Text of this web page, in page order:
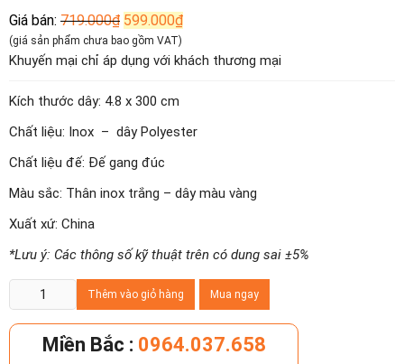
Giá bán: 719.000₫ Giá
gốc
là:
719.000₫.
599.000₫Giá
hiện
là:
(giá sản phẩm chưa bao gồm VAT)
Khuyến mại chỉ áp dụng với khách thương mại
Kích thước dây: 4.8 x 300 cm
Chất liệu: Inox – dây Polyester
Chất liệu đế: Đế gang đúc
Màu sắc: Thân inox trắng – dây màu vàng
Xuất xứ: China
*Lưu ý: Các thông số kỹ thuật trên có dung sai ±5%
chắn
inox
Thêm vào giỏ hàng Mua ngay
Miền Bắc : 0964.037.658